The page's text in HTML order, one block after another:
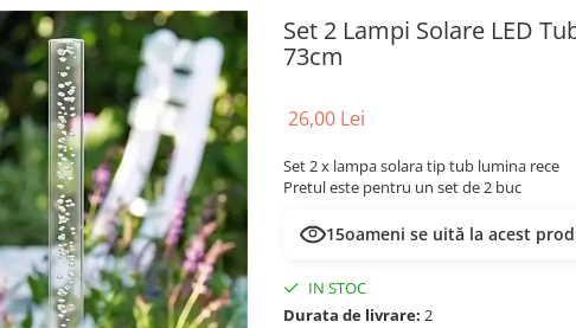
Set 2 Lampi Solare LED
73cm
26,00 Lei
Set 2 x lampa solara tip tub lumina rece
Pretul este pentru un set de 2 buc
15oameni se uită la acest
IN STOC
Durata de livrare: 2